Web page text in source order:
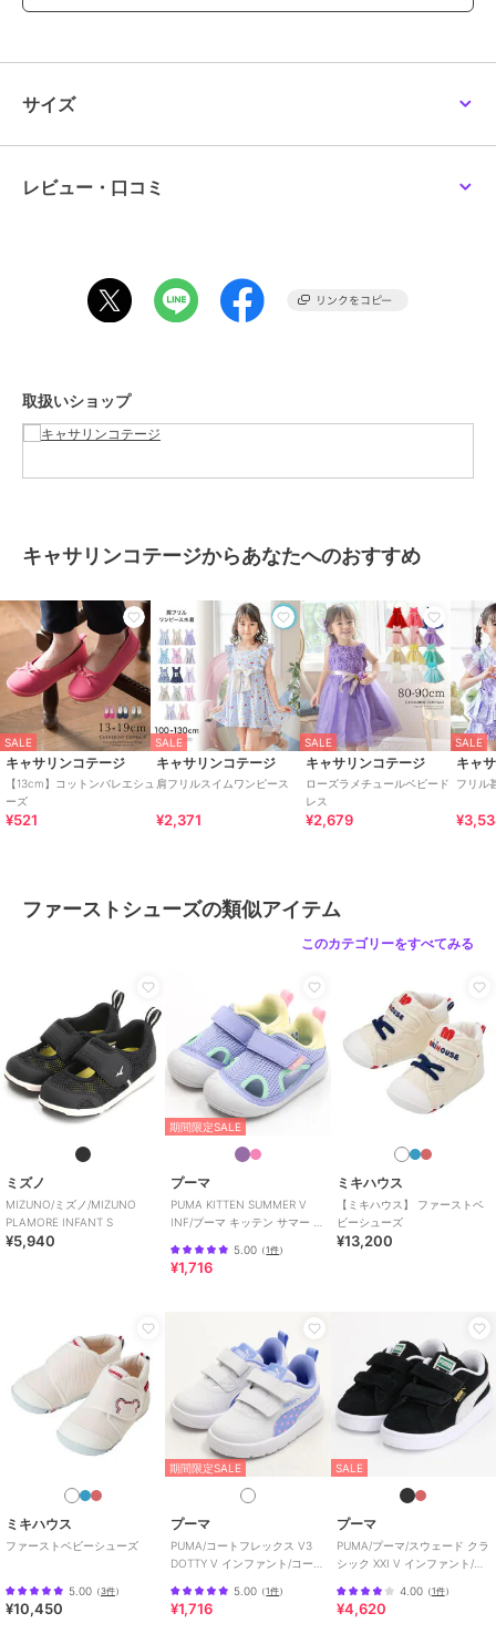
高級感たっぷりで、どんなフォーマルな場でもバッチリです。
[型番:CB5]
でした。少し硬めなので大きいサイズが履きやすく、履いてもそれほ
サイズが小さめでした。ワンサイズ大きめを選んだ方がよいみたいで
す。とてもいい造りなので15cm以上のサイズ展開をしてもらえたら
商品カテゴリ ベビーシューズ ／ファーストシ
ベビーシューズ ／ファーストシ
カラー レッド系、ブラック系
サイズ 13,13.5,14,14.5
お手入れ 必ずタグをご確認下さい
特徴
ベビーシューズ
合成皮革/人工皮革
ファーストシューズ
サイズ
レビュー・口コミ
取扱いショップ
キャサリンコテージからあなたへのおすすめ
SALE
キャサリンコテージ
【13cm】コットンバレエシュ
ーズ
¥521
SALE
キャサリンコテージ
肩フリルスイムワンピース
¥2,371
SALE
キャサリンコテージ
ローズラメチュールベビード
レス
¥2,679
SALE
キャ
フリル
ファーストシューズの類似アイテム
このカテゴリーをすべてみる
ミズノ
MIZUNO/ミズノ/MIZUNO
PLAMORE INFANT S
¥5,940
期間限定SALE
プーマ
PUMA KITTEN SUMMER V
INF/プーマ キッテン サマー V
5.00 （1件）
¥1,716
ミキハウス
【ミキハウス】 ファーストベ
ビーシューズ
¥13,200
ミキハウス
ファーストベビーシューズ
5.00 （3件）
¥10,450
期間限定SALE
プーマ
PUMA/コートフレックス V3
DOTTY V インファント/コート
5.00 （1件）
¥1,716
SALE
プーマ
PUMA/プーマ/スウェード クラ
シック XXI V インファント/ベ
4.00（1件）
¥4,620